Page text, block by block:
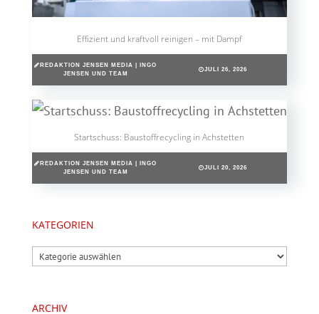
Effizient und kraftvoll reinigen – mit Dampf
REDAKTION JENSEN MEDIA | INGO
JENSEN UND TEAM
JULI 26, 2026
Startschuss: Baustoffrecycling in Achstetten
REDAKTION JENSEN MEDIA | INGO
JENSEN UND TEAM
JULI 20, 2026
KATEGORIEN
Kategorien
ARCHIV